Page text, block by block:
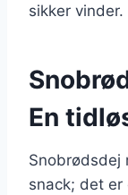
sikker vinder.
En
Snobrødsdej
snack; det